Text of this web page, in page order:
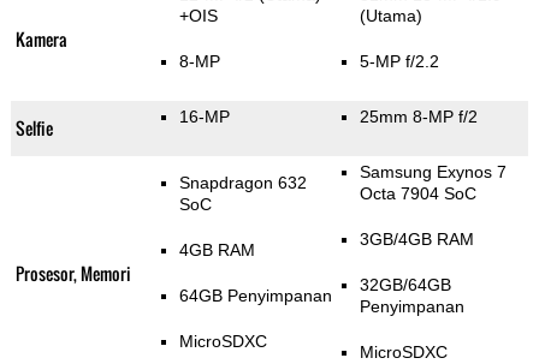
Kamera
+OIS
8-MP
(Utama)
5-MP f/2.2
Selfie 16-MP 25mm 8-MP f/2
Prosesor, Memori
Snapdragon 632
SoC
4GB RAM
64GB Penyimpanan
MicroSDXC
Samsung Exynos 7
Octa 7904 SoC
3GB/4GB RAM
32GB/64GB
Penyimpanan
MicroSDXC